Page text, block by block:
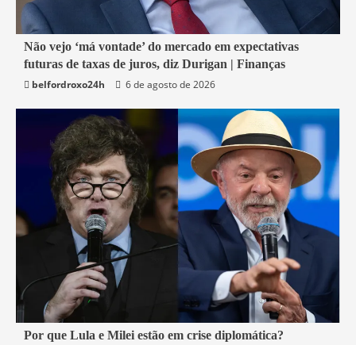
1 min read
Economia
Não vejo ‘má vontade’ do mercado em expectativas
futuras de taxas de juros, diz Durigan | Finanças
belfordroxo24h
6 de agosto de 2026
2 min read
Por que Lula e Milei estão em crise diplomática?